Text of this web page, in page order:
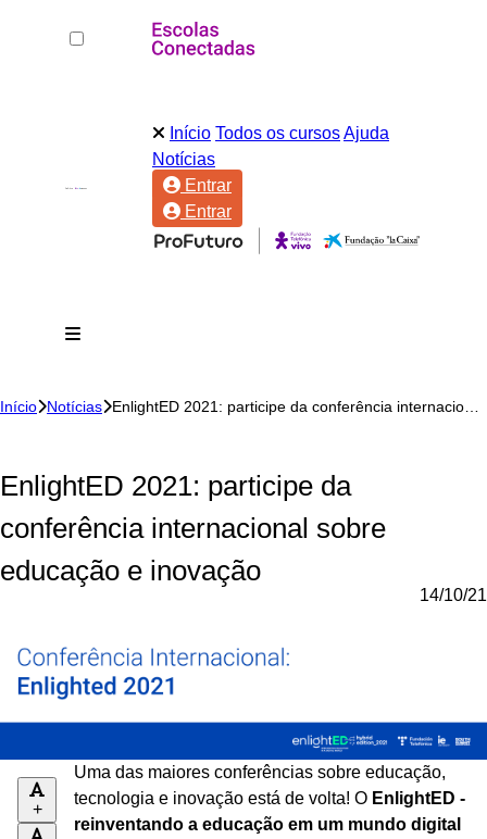
Início Todos os cursosAjuda
Notícias
Entrar
Entrar
Início Notícias
EnlightED 2021: participe da
conferência internacional sobre
educação e inovação
14/10/21
+
Uma das maiores conferências sobre educação,
tecnologia e inovação está de volta! O EnlightED -
reinventando a educação em um mundo digital